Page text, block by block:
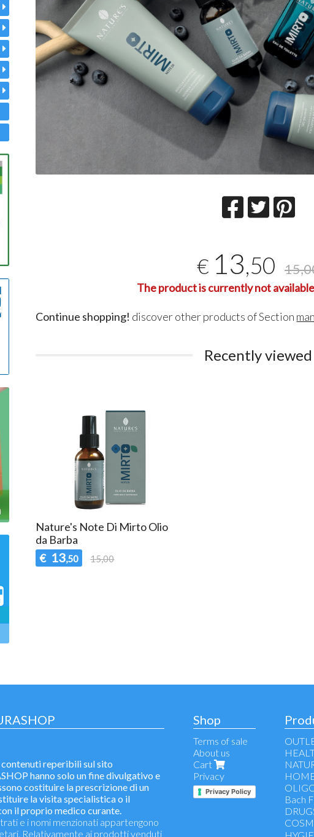
€ 13,50
The product is currently not
Continue shopping! discover other products of Section man
Recently viewed
Nature's Note Di Mirto Olio
da Barba
€ 13,50 15,00
reperibili sul sito
hanno solo un fine divulgativo e
costituire la prescrizione di un
la visita specialistica o il
il proprio medico curante.
e i nomi menzionati appartengono
Relativamente ai prodotti venduti
Shop
Terms of sale
About us
Cart
Privacy
Privacy Policy
Bach
make-